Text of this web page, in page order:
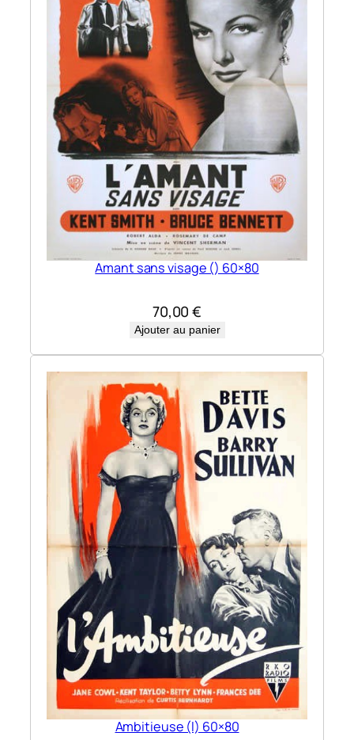
Amant sans visage () 60×80
70,00€
Ajouter au panier
Ambitieuse (l) 60×80